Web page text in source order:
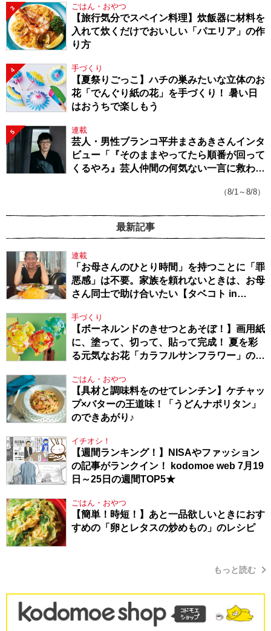
3 ごはん・おやつ
【旅行気分でスペイン料理】炊飯器に材料を
入れて炊くだけでおいしい「パエリア」の作
り方
4 手づくり
【夏祭りごっこ】ハチの巣みたいな立体のお
花「でんぐり紙の花」を手づくり！ 暑い日
はおうちで楽しもう
5 連載
芸人・男性ブランコ平井まさあきさんインタ
ビュー「『そのままやってたら順番が回って
くるやろ』芸人仲間の何気ない一言に救われ
（8/1～8/8）
最新記事
連載
「お母さんのひとり時間」を持つことに「罪
悪感」は不要。家族を頼れないときは、お母
さん同士で助け合いたい【タベコト in
手づくり
【ボーネルンドのきせつとあそぼ！】画用紙
に、塗って、切って、貼って完成！ 夏を彩
る元気なお花「カラフルサンフラワー」の作
ごはん・おやつ
【具材と調味料をのせてレンチン】ケチャッ
プ×バターの王道味！「うどんナポリタン」
のできあがり♪
イチオシ！
【週間ランキング！】NISAやファッション
の記事がランクイン！ kodomoe web 7月19
日～25日の週間TOP5★
ごはん・おやつ
【簡単！時短！】あと一品欲しいときにおす
すめの「卵とレタスの炒めもの」のレシピ
もっと読む